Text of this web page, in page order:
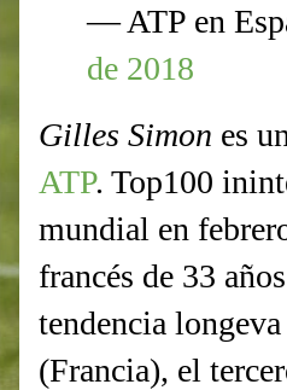
— ATP en
de 2018
Gilles Simon es
ATP. Top100
mundial en
francés de 33
tendencia
(Francia), el